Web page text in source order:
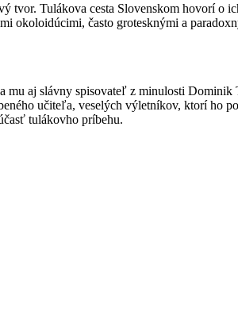
tvor. Tulákova cesta Slovenskom hovorí o
okoloidúcimi, často grotesknými a
aj slávny spisovateľ z minulosti Dominik
učiteľa, veselých výletníkov, ktorí ho
tulákovho príbehu.